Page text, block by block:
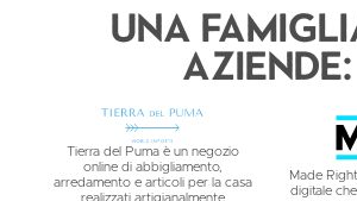
Una
aziende:
Tierra del Puma è un negozio
online di abbigliamento,
arredamento e articoli per la casa
realizzati artigianalmente
Made
digitale